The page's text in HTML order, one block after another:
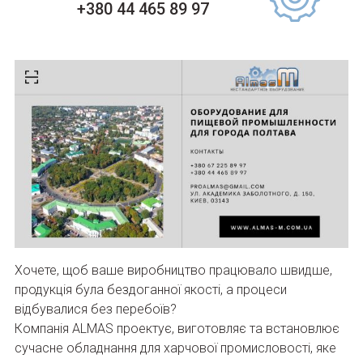
+380 44 465 89 97
Хочете, щоб ваше виробництво працювало швидше,
продукція була бездоганної якості, а процеси
відбувалися без перебоїв?
Компанія ALMAS проектує, виготовляє та встановлює
сучасне обладнання для харчової промисловості, яке